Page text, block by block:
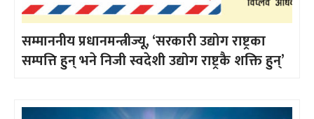
सम्माननीय प्रधानमन्त्रीज्यू, ‘सरकारी उद्योग राष्ट्रका
सम्पत्ति हुन् भने निजी स्वदेशी उद्योग राष्ट्रकै शक्ति हुन्’